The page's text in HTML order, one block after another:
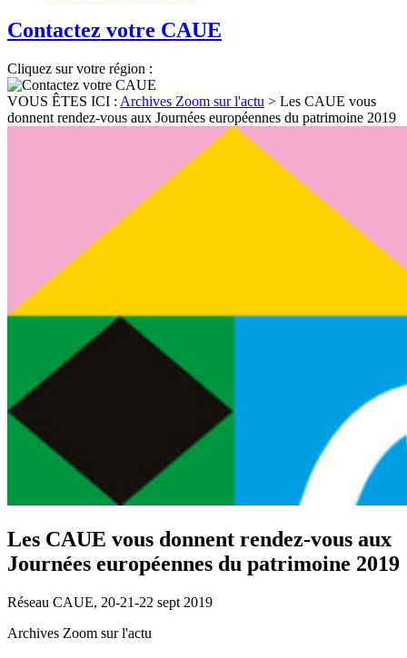
Contactez votre CAUE
Cliquez sur votre région :
VOUS ÊTES ICI : Archives Zoom sur l'actu > Les CAUE vous
donnent rendez-vous aux Journées européennes du patrimoine 2019
Les CAUE vous donnent rendez-vous aux
Journées européennes du patrimoine 2019
Réseau CAUE, 20-21-22 sept 2019
Archives Zoom sur l'actu